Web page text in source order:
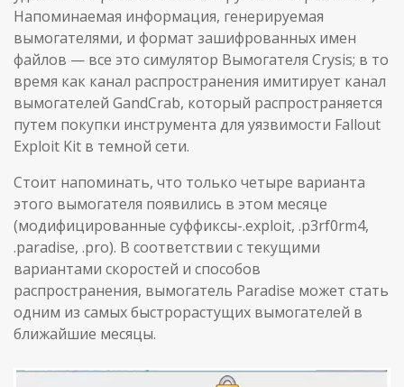
Напоминаемая информация, генерируемая
вымогателями, и формат зашифрованных имен
файлов — все это симулятор Вымогателя Crysis; в то
время как канал распространения имитирует канал
вымогателей GandCrab, который распространяется
путем покупки инструмента для уязвимости Fallout
Exploit Kit в темной сети.
Стоит напоминать, что только четыре варианта
этого вымогателя появились в этом месяце
(модифицированные суффиксы-.exploit, .p3rf0rm4,
.paradise, .pro). В соответствии с текущими
вариантами скоростей и способов
распространения, вымогатель Paradise может стать
одним из самых быстрорастущих вымогателей в
ближайшие месяцы.